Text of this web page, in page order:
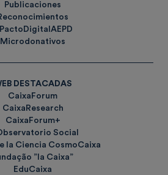
Publicaciones
Microdonativos
DESTACADAS
CaixaForum
CaixaResearch
CaixaForum+
Social
la Ciencia CosmoCaixa
”la Caixa”
EduCaixa